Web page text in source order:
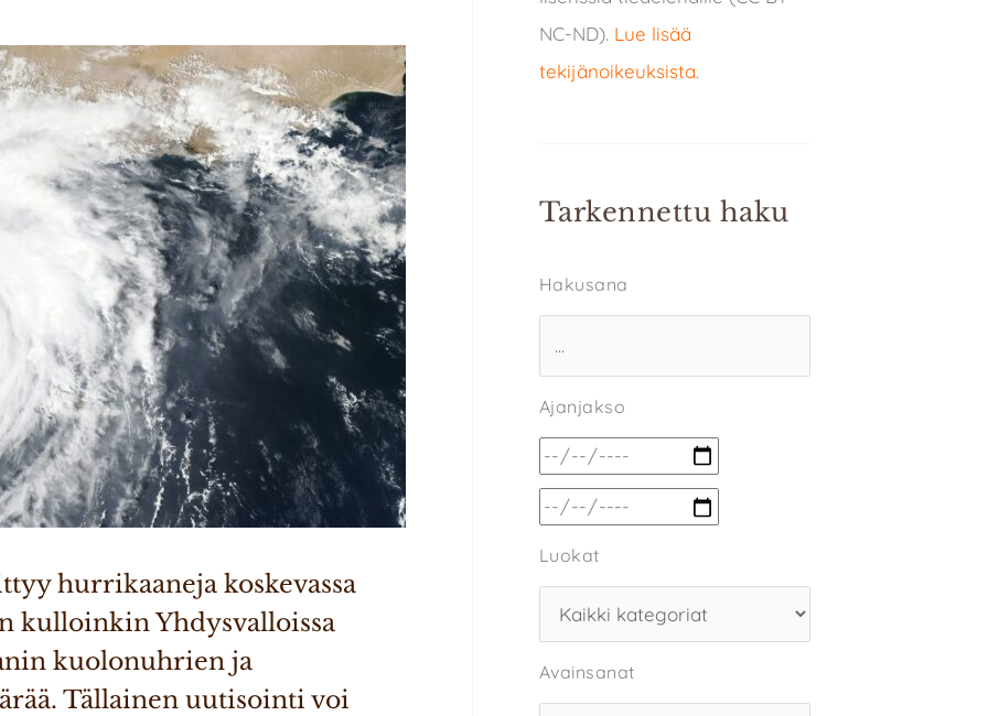
hurrikaaneja koskevassa
kulloinkin Yhdysvalloissa
kuolonuhrien ja
Tällainen uutisointi voi
NC-ND). Lue lisää
tekijänoikeuksista.
Tarkennettu haku
Hakusana
Ajanjakso
Luokat
Avainsanat